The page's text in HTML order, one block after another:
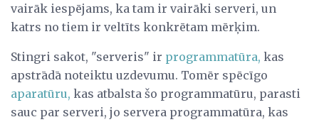
vairāk iespējams, ka tam ir vairāki serveri, un
katrs no tiem ir veltīts konkrētam mērķim.
Stingri sakot, "serveris" ir programmatūra, kas
apstrādā noteiktu uzdevumu. Tomēr spēcīgo
aparatūru, kas atbalsta šo programmatūru, parasti
sauc par serveri, jo servera programmatūra, kas